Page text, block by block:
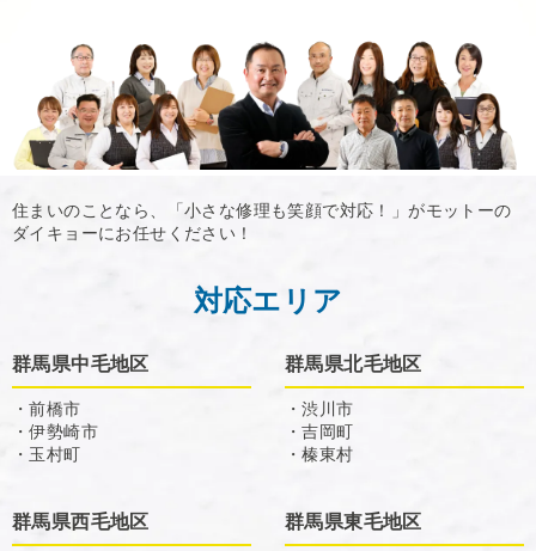
住まいのことなら、「小さな修理も笑顔で対応！」がモットーの
ダイキョーにお任せください！
対応エリア
群馬県中毛地区
・前橋市
・伊勢崎市
・玉村町
群馬県北毛地区
・渋川市
・吉岡町
・榛東村
群馬県西毛地区 群馬県東毛地区